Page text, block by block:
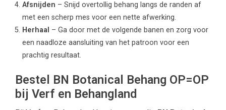
Afsnijden – Snijd overtollig behang langs de randen af
met een scherp mes voor een nette afwerking.
Herhaal – Ga door met de volgende banen en zorg voor
een naadloze aansluiting van het patroon voor een
prachtig resultaat.
Bestel BN Botanical Behang OP=OP
bij Verf en Behangland